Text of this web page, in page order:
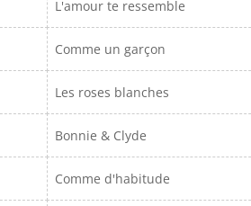
L'amour te ressemble
Comme un garçon
Les roses blanches
Bonnie & Clyde
Comme d'habitude